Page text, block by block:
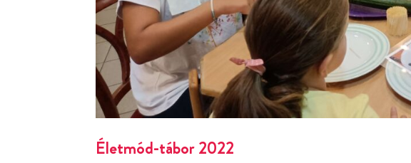
Életmód-tábor 2022